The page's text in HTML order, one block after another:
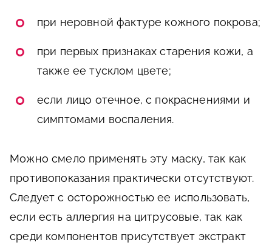
при неровной фактуре кожного покрова;
при первых признаках старения кожи, а
также ее тусклом цвете;
если лицо отечное, с покраснениями и
симптомами воспаления.
Можно смело применять эту маску, так как
противопоказания практически отсутствуют.
Следует с осторожностью ее использовать,
если есть аллергия на цитрусовые, так как
среди компонентов присутствует экстракт